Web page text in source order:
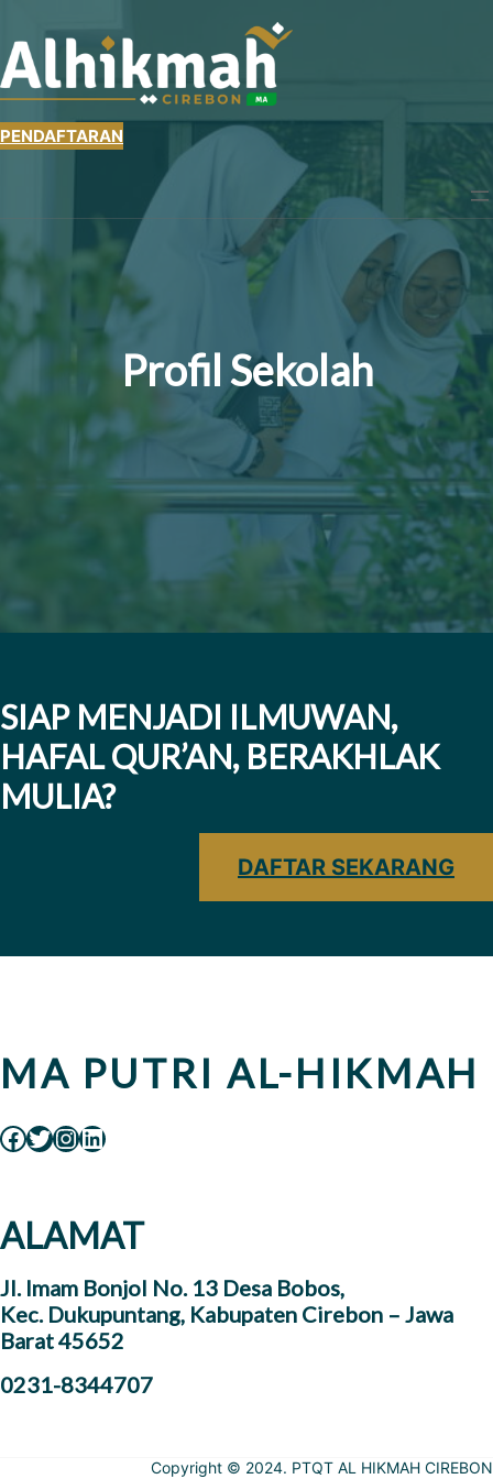
PENDAFTARAN
Profil Sekolah
SIAP MENJADI ILMUWAN,
HAFAL QUR’AN, BERAKHLAK
MULIA?
DAFTAR SEKARANG
MA PUTRI AL-HIKMAH
ALAMAT
Jl. Imam Bonjol No. 13 Desa Bobos,
Kec. Dukupuntang, Kabupaten Cirebon – Jawa
Barat 45652
0231-8344707
Copyright © 2024. PTQT AL HIKMAH CIREBON